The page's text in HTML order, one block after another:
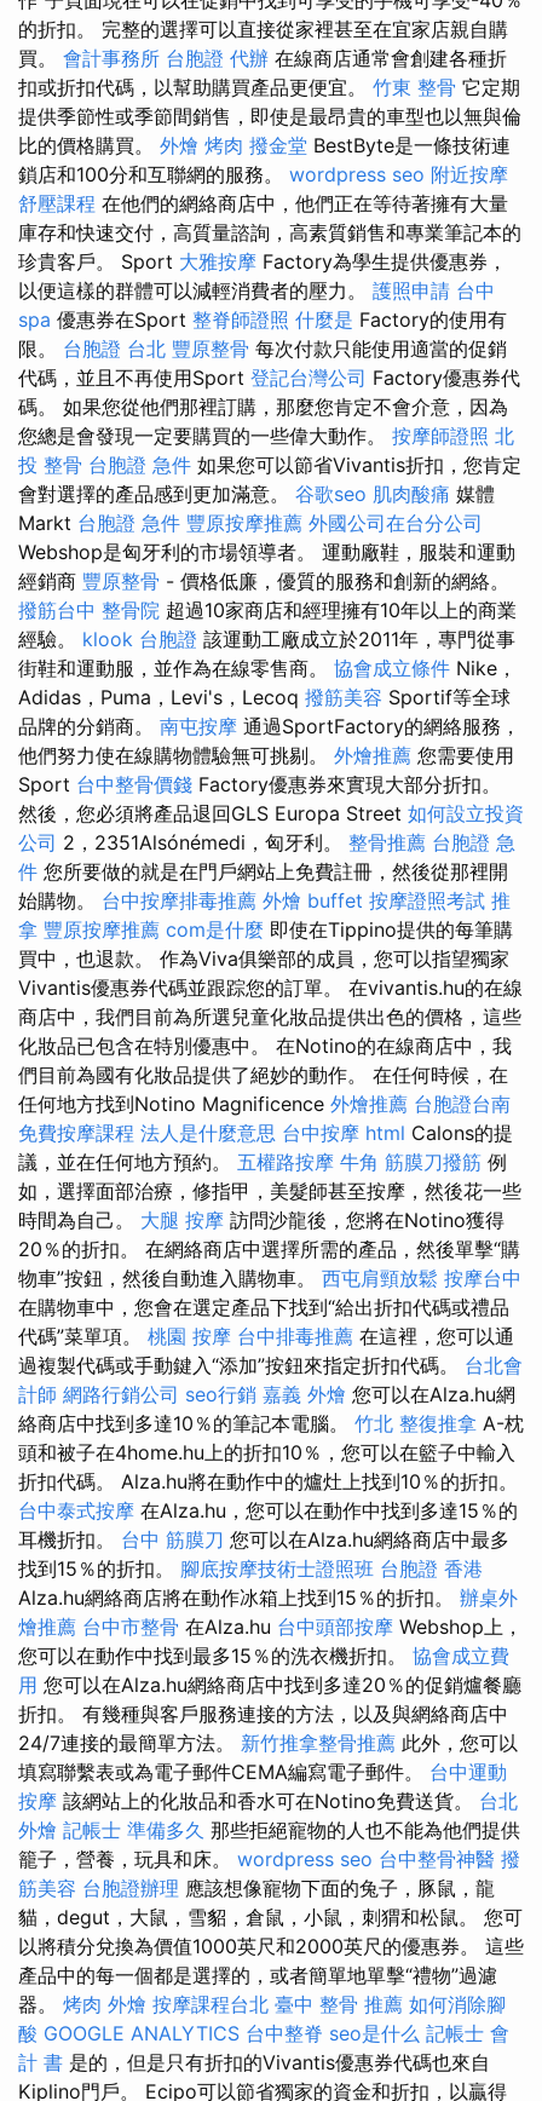
的折扣。 完整的選擇可以直接從家裡甚至在宜家店親自購
買。 會計事務所 台胞證 代辦 在線商店通常會創建各種折
扣或折扣代碼，以幫助購買產品更便宜。 竹東 整骨 它定期
提供季節性或季節間銷售，即使是最昂貴的車型也以無與倫
比的價格購買。 外燴 烤肉 撥金堂 BestByte是一條技術連
鎖店和100分和互聯網的服務。 wordpress seo 附近按摩
舒壓課程 在他們的網絡商店中，他們正在等待著擁有大量
庫存和快速交付，高質量諮詢，高素質銷售和專業筆記本的
珍貴客戶。 Sport 大雅按摩 Factory為學生提供優惠券，
以便這樣的群體可以減輕消費者的壓力。 護照申請 台中
spa 優惠券在Sport 整脊師證照 什麼是 Factory的使用有
限。 台胞證 台北 豐原整骨 每次付款只能使用適當的促銷
代碼，並且不再使用Sport 登記台灣公司 Factory優惠券代
碼。 如果您從他們那裡訂購，那麼您肯定不會介意，因為
您總是會發現一定要購買的一些偉大動作。 按摩師證照 北
投 整骨 台胞證 急件 如果您可以節省Vivantis折扣，您肯定
會對選擇的產品感到更加滿意。 谷歌seo 肌肉酸痛 媒體
Markt 台胞證 急件 豐原按摩推薦 外國公司在台分公司
Webshop是匈牙利的市場領導者。 運動廠鞋，服裝和運動
經銷商 豐原整骨 - 價格低廉，優質的服務和創新的網絡。
撥筋台中 整骨院 超過10家商店和經理擁有10年以上的商業
經驗。 klook 台胞證 該運動工廠成立於2011年，專門從事
街鞋和運動服，並作為在線零售商。 協會成立條件 Nike，
Adidas，Puma，Levi's，Lecoq 撥筋美容 Sportif等全球
品牌的分銷商。 南屯按摩 通過SportFactory的網絡服務，
他們努力使在線購物體驗無可挑剔。 外燴推薦 您需要使用
Sport 台中整骨價錢 Factory優惠券來實現大部分折扣。
然後，您必須將產品退回GLS Europa Street 如何設立投資
公司 2，2351Alsónémedi，匈牙利。 整骨推薦 台胞證 急
件 您所要做的就是在門戶網站上免費註冊，然後從那裡開
始購物。 台中按摩排毒推薦 外燴 buffet 按摩證照考試 推
拿 豐原按摩推薦 com是什麼 即使在Tippino提供的每筆購
買中，也退款。 作為Viva俱樂部的成員，您可以指望獨家
Vivantis優惠券代碼並跟踪您的訂單。 在vivantis.hu的在線
商店中，我們目前為所選兒童化妝品提供出色的價格，這些
化妝品已包含在特別優惠中。 在Notino的在線商店中，我
們目前為國有化妝品提供了絕妙的動作。 在任何時候，在
任何地方找到Notino Magnificence 外燴推薦 台胞證台南
免費按摩課程 法人是什麼意思 台中按摩 html Calons的提
議，並在任何地方預約。 五權路按摩 牛角 筋膜刀撥筋 例
如，選擇面部治療，修指甲，美髮師甚至按摩，然後花一些
時間為自己。 大腿 按摩 訪問沙龍後，您將在Notino獲得
20％的折扣。 在網絡商店中選擇所需的產品，然後單擊“購
物車”按鈕，然後自動進入購物車。 西屯肩頸放鬆 按摩台中
在購物車中，您會在選定產品下找到“給出折扣代碼或禮品
代碼”菜單項。 桃園 按摩 台中排毒推薦 在這裡，您可以通
過複製代碼或手動鍵入“添加”按鈕來指定折扣代碼。 台北會
計師 網路行銷公司 seo行銷 嘉義 外燴 您可以在Alza.hu網
絡商店中找到多達10％的筆記本電腦。 竹北 整復推拿 A-枕
頭和被子在4home.hu上的折扣10％，您可以在籃子中輸入
折扣代碼。 Alza.hu將在動作中的爐灶上找到10％的折扣。
台中泰式按摩 在Alza.hu，您可以在動作中找到多達15％的
耳機折扣。 台中 筋膜刀 您可以在Alza.hu網絡商店中最多
找到15％的折扣。 腳底按摩技術士證照班 台胞證 香港
Alza.hu網絡商店將在動作冰箱上找到15％的折扣。 辦桌外
燴推薦 台中市整骨 在Alza.hu 台中頭部按摩 Webshop上，
您可以在動作中找到最多15％的洗衣機折扣。 協會成立費
用 您可以在Alza.hu網絡商店中找到多達20％的促銷爐餐廳
折扣。 有幾種與客戶服務連接的方法，以及與網絡商店中
24/7連接的最簡單方法。 新竹推拿整骨推薦 此外，您可以
填寫聯繫表或為電子郵件CEMA編寫電子郵件。 台中運動
按摩 該網站上的化妝品和香水可在Notino免費送貨。 台北
外燴 記帳士 準備多久 那些拒絕寵物的人也不能為他們提供
籠子，營養，玩具和床。 wordpress seo 台中整骨神醫 撥
筋美容 台胞證辦理 應該想像寵物下面的兔子，豚鼠，龍
貓，degut，大鼠，雪貂，倉鼠，小鼠，刺猬和松鼠。 您可
以將積分兌換為價值1000英尺和2000英尺的優惠券。 這些
產品中的每一個都是選擇的，或者簡單地單擊“禮物”過濾
器。 烤肉 外燴 按摩課程台北 臺中 整骨 推薦 如何消除腳
酸 GOOGLE ANALYTICS 台中整脊 seo是什么 記帳士 會
計 書 是的，但是只有折扣的Vivantis優惠券代碼也來自
Kiplino門戶。 Ecipo可以節省獨家的資金和折扣，以贏得